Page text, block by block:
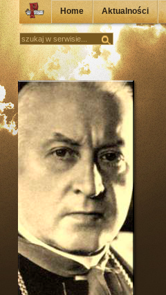
Home Aktualności